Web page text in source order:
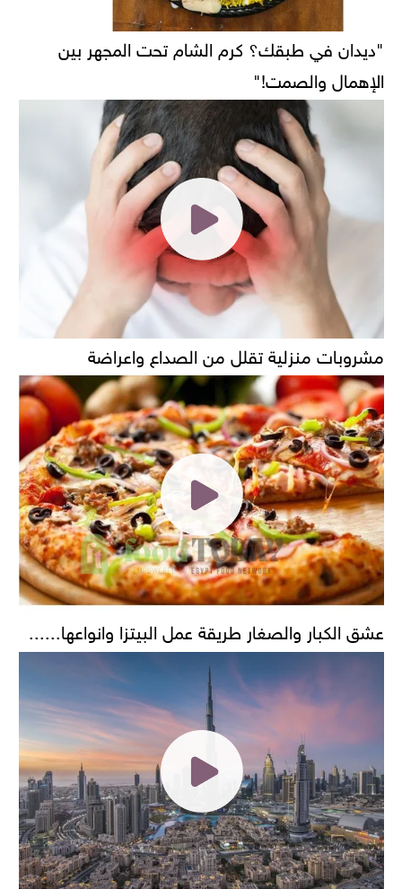
"ديدان في طبقك؟ كرم الشام تحت المجهر بين
الإهمال والصمت!"
مشروبات منزلية تقلل من الصداع واعراضة
عشق الكبار والصغار طريقة عمل البيتزا وانواعها......